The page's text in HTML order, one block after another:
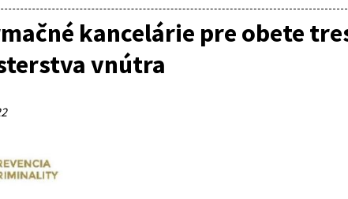
kancelárie pre obete
vnútra